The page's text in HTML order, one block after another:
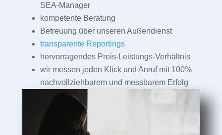
SEA-Manager
kompetente Beratung
Betreuung über unseren Außendienst
transparente Reportings
hervorragendes Preis-Leistungs-Verhältnis
wir messen jeden Klick und Anruf mit 100%
nachvollziehbarem und messbarem Erfolg